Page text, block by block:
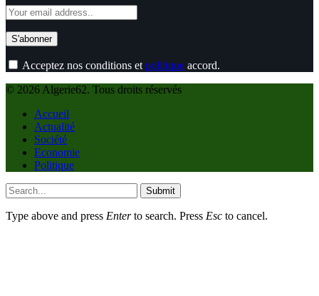
Acceptez nos conditions et politique accord.
© 2026 Algerie62. Tous droits réservés
Accueil
Actualité
Société
Economie
Politique
Submit
Type above and press Enterto search. Press Esc to cancel.